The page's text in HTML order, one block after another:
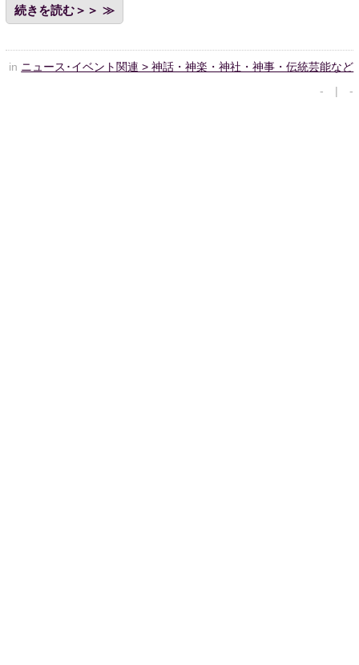
続きを読む＞＞
in ニュース･イベント関連 > 神話・神楽・神社・神事・伝統芸能など
- | -